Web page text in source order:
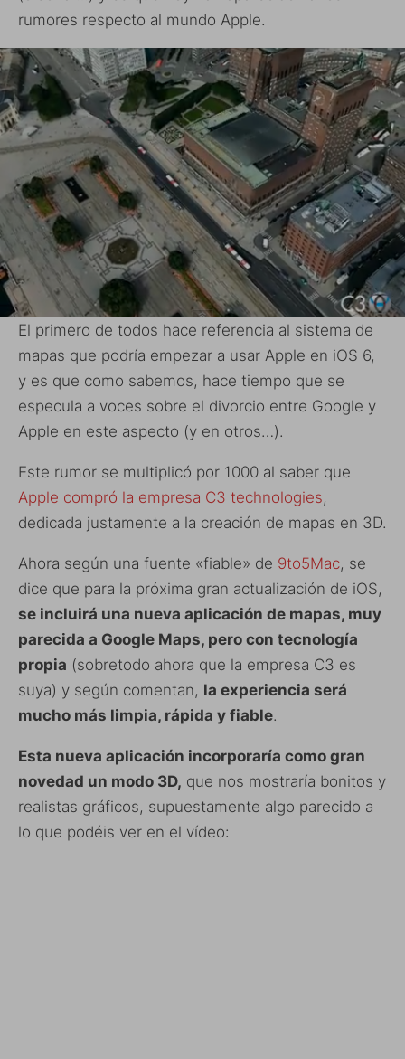
rumores respecto al mundo Apple.
El primero de todos hace referencia al sistema de
mapas que podría empezar a usar Apple en iOS 6,
y es que como sabemos, hace tiempo que se
especula a voces sobre el divorcio entre Google y
Apple en este aspecto (y en otros…).
Este rumor se multiplicó por 1000 al saber que
Apple compró la empresa C3 technologies,
dedicada justamente a la creación de mapas en 3D.
Ahora según una fuente «fiable» de 9to5Mac, se
dice que para la próxima gran actualización de iOS,
se incluirá una nueva aplicación de mapas, muy
parecida a Google Maps, pero con tecnología
propia (sobretodo ahora que la empresa C3 es
suya) y según comentan, la experiencia será
mucho más limpia, rápida y fiable.
Esta nueva aplicación incorporaría como gran
novedad un modo 3D, que nos mostraría bonitos y
realistas gráficos, supuestamente algo parecido a
lo que podéis ver en el vídeo: